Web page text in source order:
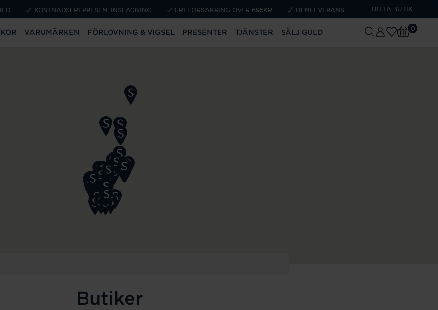
KOSTNADSFRI PRESENTINSLAGNING FRI FÖRSÄKRING ÖVER 695KR HEMLEVERANS HITTA BUTIK
VARUMÄRKEN FÖRLOVNING & VIGSEL PRESENTER TJÄNSTER SÄLJ GULD 0
Butiker